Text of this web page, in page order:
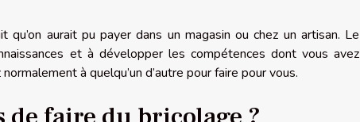
aurait pu payer dans un magasin ou chez un artisan. Le
et à développer les compétences dont vous avez
à quelqu’un d’autre pour faire pour vous.